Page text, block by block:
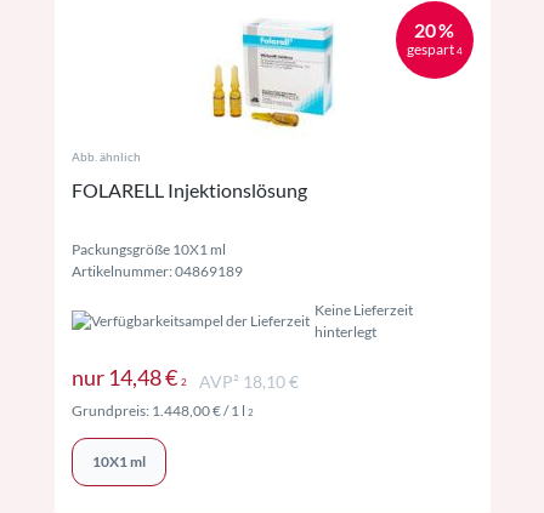
20 %
gespart 4
Abb. ähnlich
FOLARELL Injektionslösung
Packungsgröße 10X1 ml
Artikelnummer: 04869189
Keine Lieferzeit
hinterlegt
nur 14,48 € 2Preise inkl. MwSt. ggf. zzgl. Versand
AVP² 18,10 €
Grundpreis: 1.448,00 €/ 1 l 2Preise inkl. MwSt. ggf. zzgl. Versand
10X1 ml